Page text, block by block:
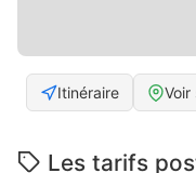
Itinéraire Voir
Les tarifs